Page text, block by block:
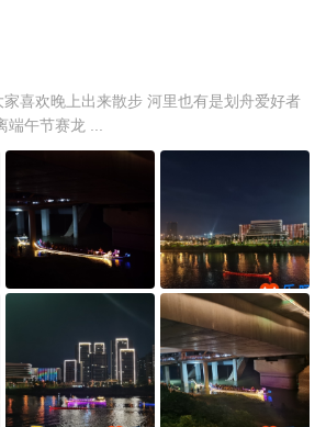
喜欢晚上出来散步 河里也有是划舟爱好者
午节赛龙 ...